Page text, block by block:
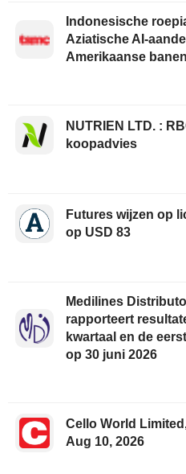
Indonesische
Aziatische AI-
Amerikaanse
NUTRIEN LTD. :
koopadvies
Futures wijzen op
op USD 83
Medilines
rapporteert
kwartaal en de
op 30 juni 2026
Cello World
Aug 10, 2026